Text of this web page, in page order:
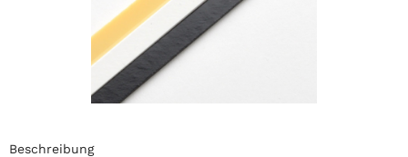
Beschreibung